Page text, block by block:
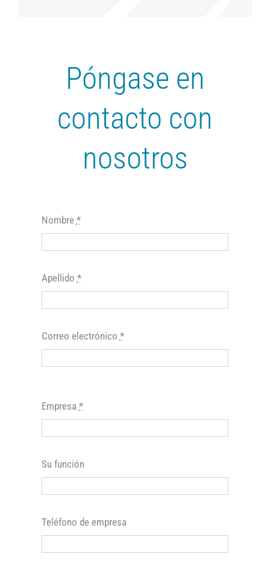
Póngase en
contacto con
nosotros
Nombre *
Apellido *
Correo electrónico *
Empresa *
Su función
Teléfono de empresa